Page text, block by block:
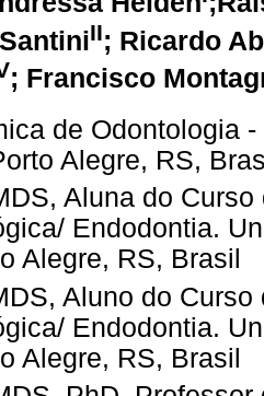
II; Ricardo
; Francisco
de Odontologia
Alegre, RS,
Aluna do
Endodontia.
Alegre, RS, Brasil
Aluno do
Endodontia.
Alegre, RS, Brasil